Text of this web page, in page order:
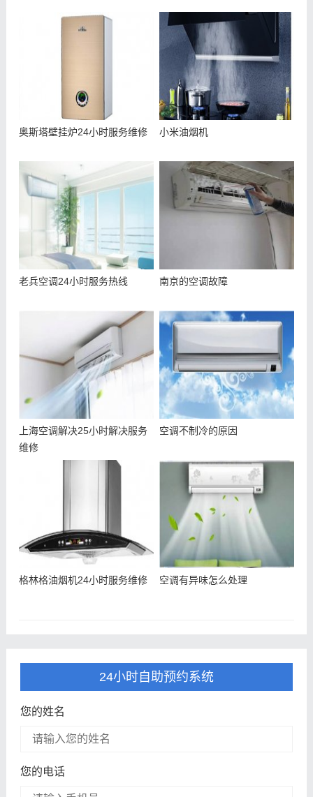
奥斯塔壁挂炉24小时服务维修 小米油烟机
老兵空调24小时服务热线 南京的空调故障
上海空调解决25小时解决服务
维修
空调不制冷的原因
格林格油烟机24小时服务维修 空调有异味怎么处理
24小时自助预约系统
您的姓名
您的电话